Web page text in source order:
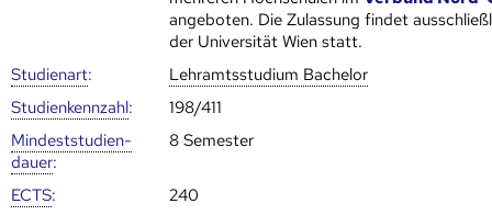
angeboten. Die Zulassung findet
der Universität Wien statt.
Studienart:
Lehramtsstudium Bachelor
Studien­kenn­zahl:
198/411
Mindest­studien­
dauer:
8 Semester
ECTS:
240